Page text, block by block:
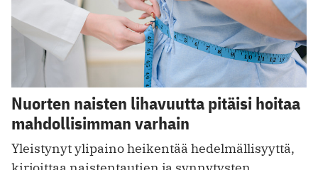
Nuorten naisten lihavuutta pitäisi hoitaa
mahdollisimman varhain
Yleistynyt ylipaino heikentää hedelmällisyyttä,